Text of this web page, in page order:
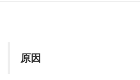
原因